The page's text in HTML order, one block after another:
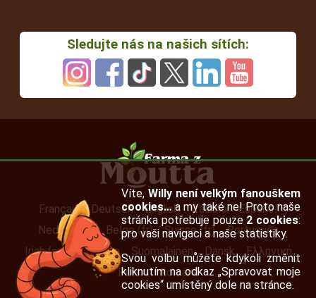
Sledujte nás na našich sítích:
Français Deutsch English Italiano
Español
Nederlands
Belge (fr) Suisse (fr)
Português
Irish (en)
Svenska Suomalainen Dansk
Ελληνική
Polski
Română
Víte, Willy není velkým fanouškem
cookies…a my také ne! Proto naše
stránka potřebuje pouze 2 cookies:
pro vaši navigaci a naše statistiky.
Svou volbu můžete kdykoli změnit
kliknutím na odkaz „Spravovat moje
cookies“ umístěný dole na stránce.